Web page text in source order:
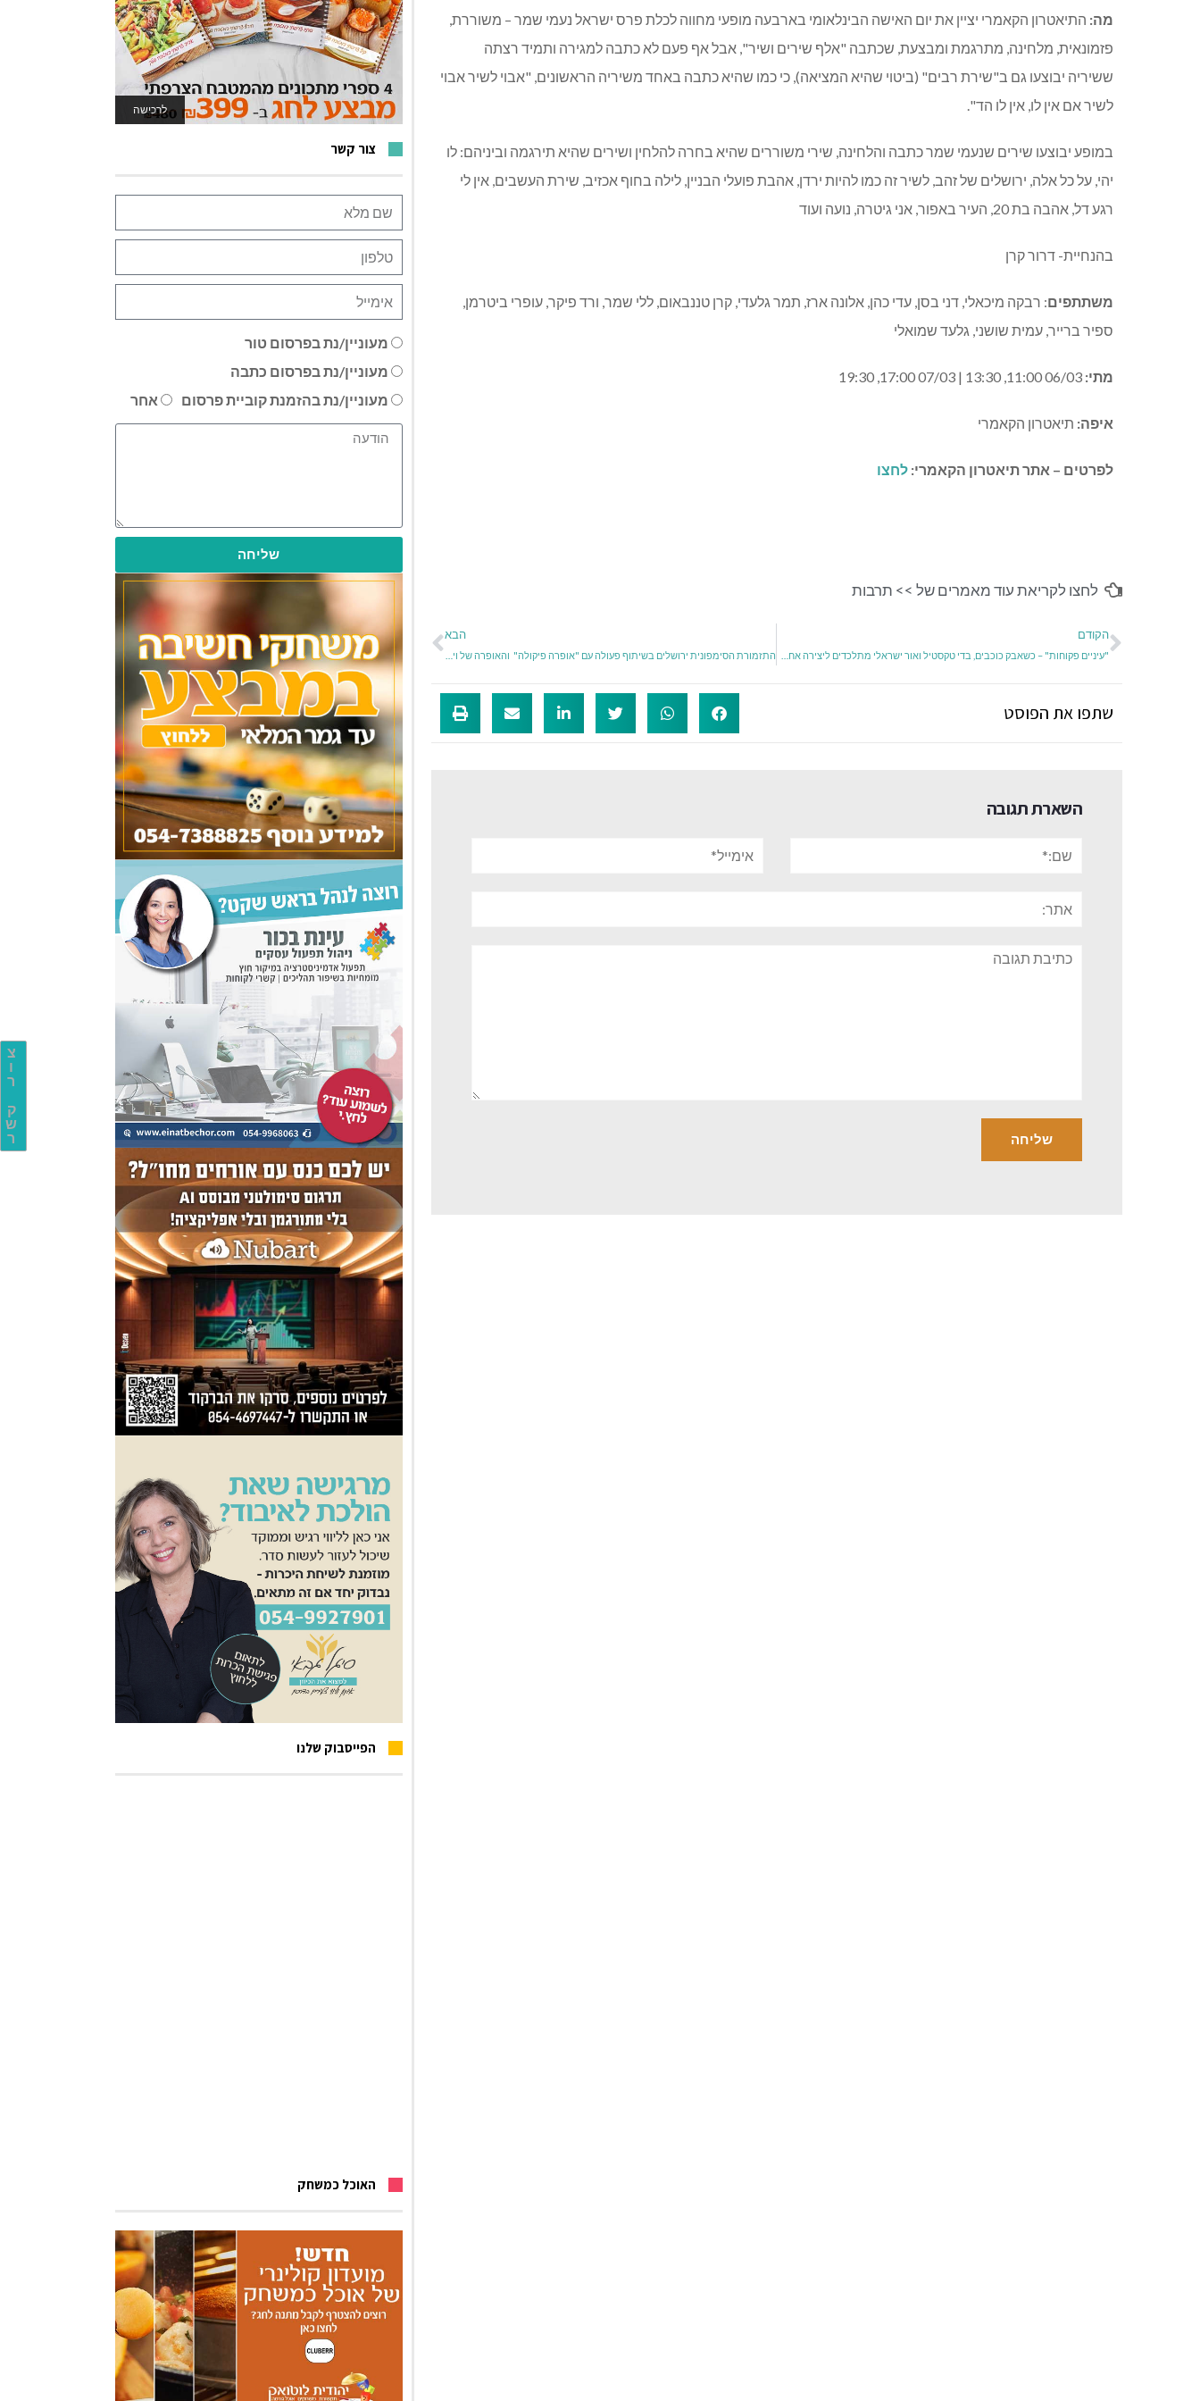
צ
ו
ר
ק
ש
ר
מה: התיאטרון הקאמרי יציין את יום האישה הבינלאומי בארבעה מופעי מחווה לכלת פרס ישראל נעמי שמר – משוררת,
פזמונאית, מלחינה, מתרגמת ומבצעת, שכתבה "אלף שירים ושיר", אבל אף פעם לא כתבה למגירה ותמיד רצתה
ששיריה יבוצעו גם ב"שירת רבים" (ביטוי שהיא המציאה), כי כמו שהיא כתבה באחד משיריה הראשונים, "אבוי לשיר אבוי
לשיר אם אין לו, אין לו הד".
במופע יבוצעו שירים שנעמי שמר כתבה והלחינה, שירי משוררים שהיא בחרה להלחין ושירים שהיא תירגמה וביניהם: לו
יהי, על כל אלה, ירושלים של זהב, לשיר זה כמו להיות ירדן, אהבת פועלי הבניין, לילה בחוף אכזיב, שירת העשבים, אין לי
רגע דל, אהבה בת 20, העיר באפור, אני גיטרה, נועה ועוד
בהנחיית- דרור קרן
משתתפים: רבקה מיכאלי, דני בסן, עדי כהן, אלונה ארז, תמר גלעדי, קרן טננבאום, ללי שמר, ורד פיקר, עופרי ביטרמן,
ספיר ברייר, עמית שושני, גלעד שמואלי
מתי:
איפה: תיאטרון הקאמרי
לפרטים – אתר תיאטרון הקאמרי: לחצו
לחצו לקריאת עוד מאמרים של >> תרבות
הקודם הבא
שתפו את הפוסט
השארת תגובה
לרכישה
לאתר המשחקים
צור קשר
מעוניין/נת בפרסום טור
מעוניין/נת בפרסום כתבה
מעוניין/נת בהזמנת קוביית פרסום
אחר
שליחה
הפייסבוק שלנו
האוכל כמשחק